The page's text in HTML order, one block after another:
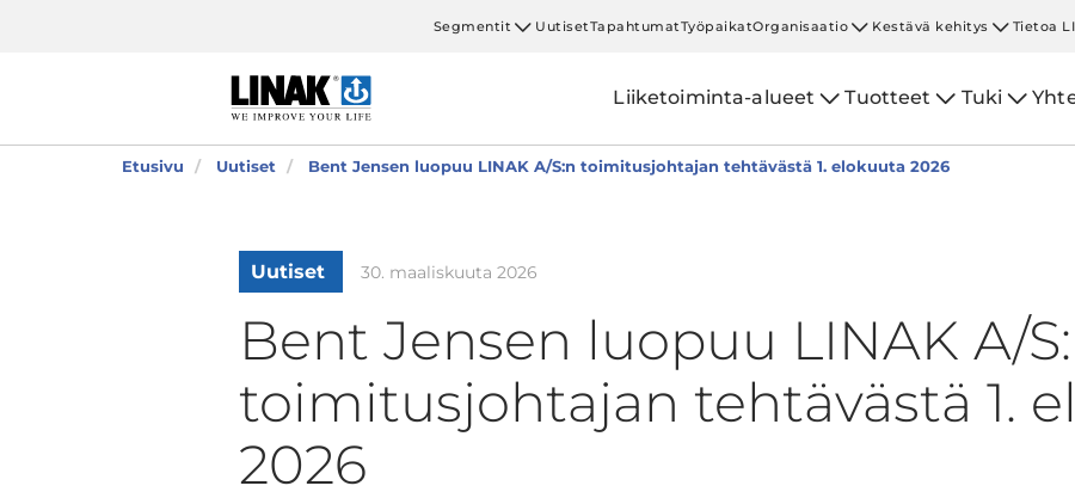
Segmentit UutisetTapahtumatTyöpaikatOrganisaatio Kestävä kehitys Tietoa
Liiketoiminta-alueet Tuotteet Tuki
Etusivu Uutiset Bent Jensen luopuu LINAK A/S:n toimitusjohtajan tehtävästä 1. elokuuta 2026
Uutiset 30. maaliskuuta 2026
Bent Jensen luopuu LINAK A/
toimitusjohtajan tehtävästä 1.
2026